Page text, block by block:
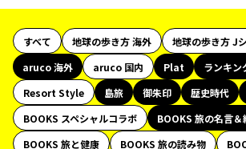
すべて 地球の歩き方 海外
地球の歩き方 J
aruco 海外
aruco 国内 Plat
ランキン
Resort Style
島旅 御朱印 歴史時代
BOOKS スペシャルコラボ
BOOKS 旅の名言＆
BOOKS 旅と健康
BOOKS 旅の読み物